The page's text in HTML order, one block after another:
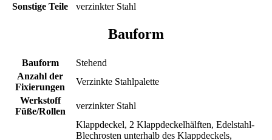
Sonstige Teile
verzinkter Stahl
Bauform
Bauform
Stehend
Anzahl der
Fixierungen
Verzinkte Stahlpalette
Werkstoff
Füße/Rollen
verzinkter Stahl
Klappdeckel, 2 Klappdeckelhälften, Edelstahl-
Blechrosten unterhalb des Klappdeckels,